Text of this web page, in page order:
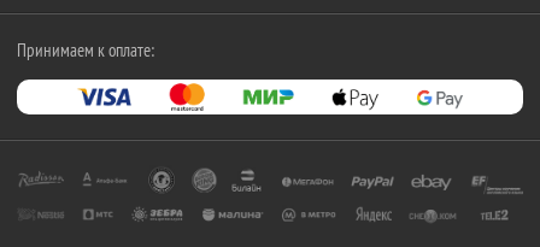
Принимаем к оплате: